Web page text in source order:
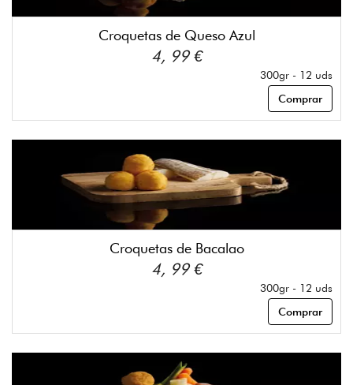
Croquetas de Queso Azul
4, 99 €
300gr - 12 uds
Comprar
Croquetas de Bacalao
4, 99 €
300gr - 12 uds
Comprar